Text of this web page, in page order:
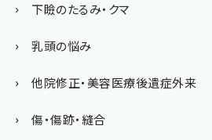
下瞼のたるみ・クマ
乳頭の悩み
他院修正・美容医療後遺症外来
傷・傷跡・縫合